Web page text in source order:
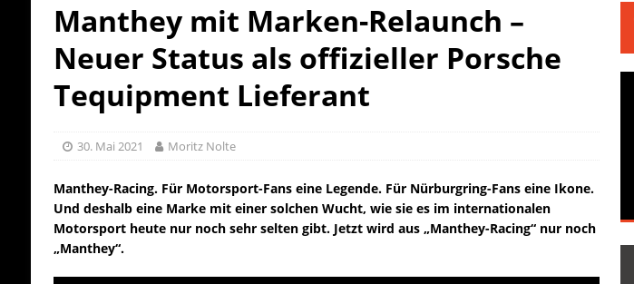
Manthey mit Marken-Relaunch –
Neuer Status als offizieller Porsche
Tequipment Lieferant
30. Mai 2021 Moritz Nolte
Manthey-Racing. Für Motorsport-Fans eine Legende. Für Nürburgring-Fans eine Ikone.
Und deshalb eine Marke mit einer solchen Wucht, wie sie es im internationalen
Motorsport heute nur noch sehr selten gibt. Jetzt wird aus „Manthey-Racing“ nur noch
„Manthey“.